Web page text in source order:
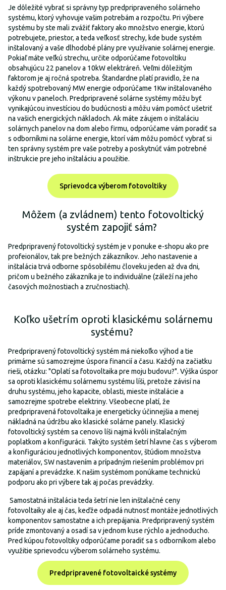
Je dôležité vybrať si správny typ predpripraveného solárneho
systému, ktorý vyhovuje vašim potrebám a rozpočtu. Pri výbere
systému by ste mali zvážiť faktory ako množstvo energie, ktorú
potrebujete, priestor, a teda veľkosť strechy, kde bude systém
inštalovaný a vaše dlhodobé plány pre využívanie solárnej energie.
Pokiaľ máte veľkú strechu, určite odporúčame fotovoltiku
obsahujúcu 22 panelov a 10kW elektráreň. Veľmi dôležitým
faktorom je aj ročná spotreba. Štandardne platí pravidlo, že na
každý spotrebovaný MW energie odporúčame 1Kw inštalovaného
výkonu v paneloch. Predpripravené solárne systémy môžu byť
vynikajúcou investíciou do budúcnosti a môžu vám pomôcť ušetriť
na vašich energických nákladoch. Ak máte záujem o inštaláciu
solárnych panelov na dom alebo firmu, odporúčame vám poradiť sa
s odborníkmi na solárne energie, ktorí vám môžu pomôcť vybrať si
ten správny systém pre vaše potreby a poskytnúť vám potrebné
inštrukcie pre jeho inštaláciu a použitie.
Sprievodca výberom fotovoltiky
Môžem (a zvládnem) tento fotovoltický
systém zapojiť sám?
Predpripravený fotovoltický systém je v ponuke e-shopu ako pre
profeionálov, tak pre bežných zákazníkov. Jeho nastavenie a
inštalácia trvá odborne spôsobilému človeku jeden až dva dni,
pričom u bežného zákazníka je to individuálne (záleží na jeho
časových možnostiach a zručnostiach).
Koľko ušetrím oproti klasickému solárnemu
systému?
Predpripravený fotovoltický systém má niekoľko výhod a tie
primárne sú samozrejme úspora financií a času. Každý na začiatku
rieši, otázku: "Oplatí sa fotovoltaika pre moju budovu?". Výška úspor
sa oproti klasickému solárnemu systému líši, pretože závisí na
druhu systému, jeho kapacite, oblasti, mieste inštalácie a
samozrejme spotrebe elektriny. Všeobecne platí, že
predpripravená fotovoltaika je energeticky účinnejšia a menej
nákladná na údržbu ako klasické solárne panely. Klasický
fotovoltický systém sa cenovo líši najmä kvôli inštalačným
poplatkom a konfigurácii. Takýto systém šetrí hlavne čas s výberom
a konfiguráciou jednotlivých komponentov, štúdiom množstva
materiálov, SW nastavením a prípadným riešením problémov pri
zapájaní a prevádzke. K našim systémom ponúkame technickú
podporu ako pri výbere tak aj počas prevádzky.
Samostatná inštalácia teda šetrí nie len inštalačné ceny
fotovoltaiky ale aj čas, keďže odpadá nutnosť montáže jednotlivých
komponentov samostatne a ich prepájania. Predpripravený systém
príde zmontovaný a osadí sa v jednom kuse rýchlo a jednoducho.
Pred kúpou fotovoltiky odporúčame poradiť sa s odborníkom alebo
využitie sprievodcu výberom solárneho systému.
Predpripravené fotovoltaické systémy